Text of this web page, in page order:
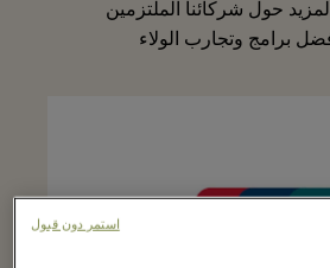
حول شركائنا الملتزمين
برامج وتجارب الولاء
استمر دون قبول